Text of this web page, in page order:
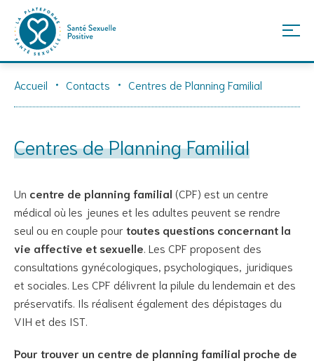
Accueil Contacts Centres de Planning Familial
Centres de Planning Familial
Un centre de planning familial (CPF) est un centre
médical où les jeunes et les adultes peuvent se rendre
seul ou en couple pourtoutes questions concernant la
vie affective et sexuelle . Les CPF proposent des
consultations gynécologiques, psychologiques, juridiques
et sociales. Les CPF délivrent la pilule du lendemain et des
préservatifs. Ils réalisent également des dépistages du
VIH et des IST.
Pour trouver un centre de planning familial proche de